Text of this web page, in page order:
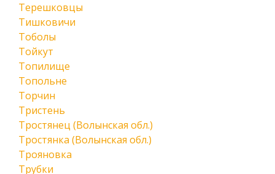
Терешковцы
Тишковичи
Тоболы
Тойкут
Топилище
Топольне
Торчин
Тристень
Тростянец (Волынская обл.)
Тростянка (Волынская обл.)
Трояновка
Трубки